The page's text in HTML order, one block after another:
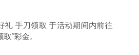
礼 手刀领取 于活动期间内前往
”彩金。